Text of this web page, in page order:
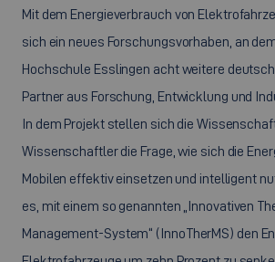
Mit dem Energieverbrauch von
sich ein neues Forschungsvorhaben, an
Hochschule Esslingen acht weitere
Partner aus Forschung, Entwicklung und
In dem Projekt stellen sich die
Wissenschaftler die Frage, wie sich die
Mobilen effektiv einsetzen und intelligent
es, mit einem so genannten „Innovativen
Management-System“ (InnoTherMS) den